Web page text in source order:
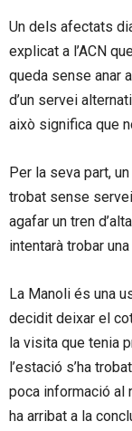
Un dels afectats
explicat a l’ACN
queda sense anar
d’un servei
això significa que
Per la seva part,
trobat sense
agafar un tren
intentarà trobar
La Manoli és una
decidit deixar el
la visita que tenia
l’estació s’ha
poca informació al
ha arribat a la